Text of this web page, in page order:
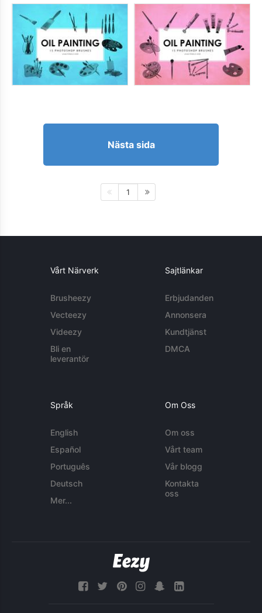
Nästa sida
1
Vårt Närverk
Brusheezy
Vecteezy
Videezy
Bli en
leverantör
Sajtlänkar
Erbjudanden
Annonsera
Kundtjänst
DMCA
Språk
English
Español
Português
Deutsch
Mer...
Om Oss
Om oss
Vårt team
Vår blogg
Kontakta
oss